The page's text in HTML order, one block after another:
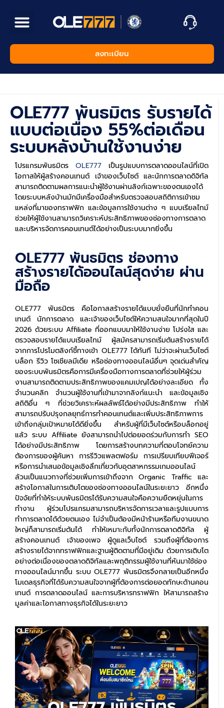
ลงทะเบียน
OLE777 พันธมิตร รับรายได้
แบบต่อเนื่อง 55%ต่อเดือน
ระบบหลังบ้านใช้งานง่าย
โปรแกรมพันธมิตร OLE777 เป็นรูปแบบการตลาดออนไลน์ที่เปิด
โอกาสให้ผู้สร้างคอนเทนต์ เจ้าของเว็บไซต์ และนักการตลาดดิจิทัล
สามารถติดตามผลการแนะนำผู้ใช้งานผ่านลิงก์เฉพาะของตนเองได้
โดยระบบหลังบ้านมักมีเครื่องมือสำหรับตรวจสอบสถิติการเข้าชม
แหล่งที่มาของทราฟฟิก และข้อมูลการใช้งานต่าง ๆ แบบเรียลไทม์
ช่วยให้ผู้ใช้งานสามารถวิเคราะห์ประสิทธิภาพของช่องทางการตลาด
และบริหารจัดการคอนเทนต์ได้อย่างเป็นระบบมากยิ่งขึ้น
OLE777 พันธมิตร ช่องทาง
สร้างรายได้ออนไลน์สุดง่าย ผ่าน
มือถือ
OLE777 พันธมิตร คือโอกาสสร้างรายได้แบบยั่งยืนที่นักทำคอน
เทนต์ นักการตลาด และเจ้าของเว็บไซต์ให้ความสนใจมากที่สุดในปี
2026 ด้วยระบบ Affiliate ที่ออกแบบมาให้ใช้งานง่าย โปร่งใส และ
ตรวจสอบรายได้แบบเรียลไทม์ ผู้สมัครสามารถเริ่มต้นสร้างรายได้
จากการโปรโมตลิงก์ชี้ทางเข้า OLE777 ได้ทันที ไม่ว่าจะผ่านเว็บไซต์
บล็อก รีวิว โซเชียลมีเดีย หรือช่องทางออนไลน์อื่นๆ จุดเด่นสำคัญ
ของระบบพันธมิตรคือการมีเครื่องมือทางการตลาดที่ช่วยให้ผู้ร่วม
งานสามารถติดตามประสิทธิภาพของแคมเปญได้อย่างละเอียด ทั้ง
จำนวนคลิก จำนวนผู้ใช้งานที่เข้ามาจากลิงก์แนะนำ และข้อมูลเชิง
สถิติอื่น ๆ ที่ช่วยวิเคราะห์ผลลัพธ์ได้อย่างมีประสิทธิภาพ ทำให้
สามารถปรับปรุงกลยุทธ์การทำคอนเทนต์และเพิ่มประสิทธิภาพการ
เข้าถึงกลุ่มเป้าหมายได้ดียิ่งขึ้น สำหรับผู้ที่มีเว็บไซต์หรือบล็อกอยู่
แล้ว ระบบ Affiliate ยังสามารถนำไปต่อยอดร่วมกับการทำ SEO
ได้อย่างมีประสิทธิภาพ โดยการสร้างบทความที่ตอบโจทย์ความ
ต้องการของผู้ค้นหา การรีวิวแพลตฟอร์ม การเปรียบเทียบฟีเจอร์
หรือการนำเสนอข้อมูลเชิงลึกเกี่ยวกับอุตสาหกรรมเกมออนไลน์
ล้วนเป็นแนวทางที่ช่วยเพิ่มการเข้าถึงจาก Organic Traffic และ
สร้างโอกาสในการเติบโตของช่องทางออนไลน์ในระยะยาว อีกหนึ่ง
ปัจจัยที่ทำให้ระบบพันธมิตรได้รับความสนใจคือความยืดหยุ่นในการ
ทำงาน ผู้ร่วมโปรแกรมสามารถบริหารจัดการเวลาและรูปแบบการ
ทำการตลาดได้ด้วยตนเอง ไม่จำเป็นต้องมีหน้าร้านหรือทีมงานขนาด
ใหญ่ก็สามารถเริ่มต้นได้ ทำให้เหมาะกับทั้งนักการตลาดดิจิทัล ผู้
สร้างคอนเทนต์ เจ้าของเพจ ผู้ดูแลเว็บไซต์ รวมถึงผู้ที่ต้องการ
สร้างรายได้จากทราฟฟิกและฐานผู้ติดตามที่มีอยู่เดิม ด้วยการเติบโต
อย่างต่อเนื่องของตลาดดิจิทัลและพฤติกรรมผู้ใช้งานที่หันมาใช้ช่อง
ทางออนไลน์มากขึ้น ระบบ OLE777 พันธมิตรจึงกลายเป็นอีกหนึ่ง
โมเดลธุรกิจที่ได้รับความสนใจจากผู้ที่ต้องการต่อยอดทักษะด้านคอน
เทนต์ การตลาดออนไลน์ และการบริหารทราฟฟิก ให้สามารถสร้าง
มูลค่าและโอกาสทางธุรกิจได้ในระยะยาว